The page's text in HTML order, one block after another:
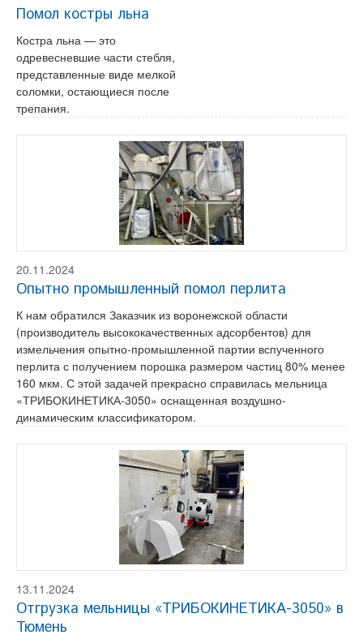
Помол костры льна
Костра льна — это
одревесневшие части стебля,
представленные виде мелкой
соломки, остающиеся после
трепания.
20.11.2024
Опытно промышленный помол перлита
К нам обратился Заказчик из воронежской области
(производитель высококачественных адсорбентов) для
измельчения опытно-промышленной партии вспученного
перлита с получением порошка размером частиц 80% менее
160 мкм. С этой задачей прекрасно справилась мельница
«ТРИБОКИНЕТИКА-3050» оснащенная воздушно-
динамическим классификатором.
13.11.2024
Отгрузка мельницы «ТРИБОКИНЕТИКА-3050» в
Тюмень